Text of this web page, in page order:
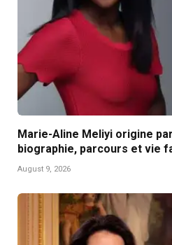
Marie-Aline Meliyi origine
biographie, parcours et vie
August 9, 2026